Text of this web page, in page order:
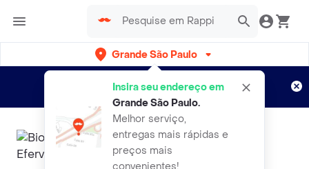
Grande São Paulo
Insira seu endereço em
Grande São Paulo.
Melhor serviço,
entregas mais rápidas e
preços mais
Entregas grátis por 15 dias!
Aplicam T&C